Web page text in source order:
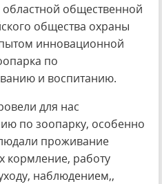
общественной
общества охраны
инновационной
по
и воспитанию.
для нас
по зоопарку, особенно
проживание
кормление, работу
наблюдением,,